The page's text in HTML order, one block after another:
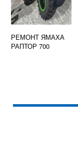
РЕМОНТ ЯМАХА
РАПТОР 700